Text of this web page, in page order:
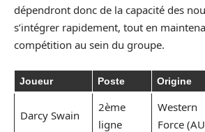
dépendront donc de la capacité des
s’intégrer rapidement, tout en
compétition au sein du groupe.
Joueur Poste Origine
Darcy Swain
2ème
ligne
Western
Force